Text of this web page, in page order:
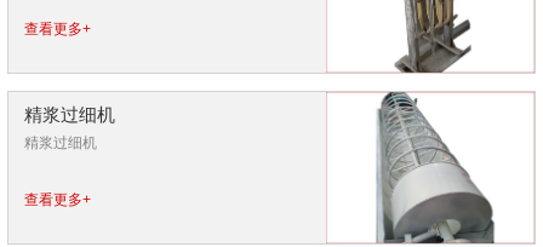
查看更多+
精浆过细机
精浆过细机
查看更多+